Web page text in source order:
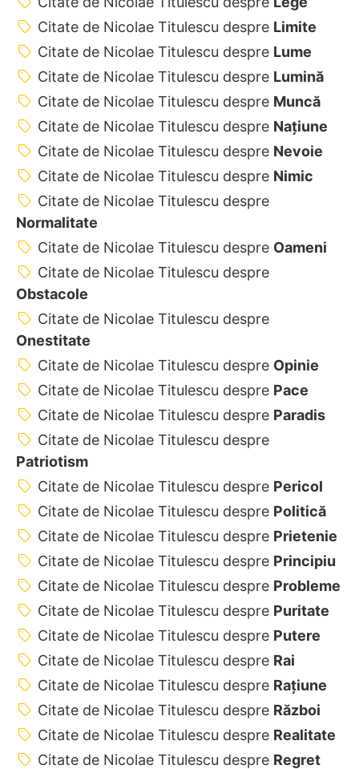
Citate de Nicolae Titulescu despre Limite
Citate de Nicolae Titulescu despre Lume
Citate de Nicolae Titulescu despre Lumină
Citate de Nicolae Titulescu despre Muncă
Citate de Nicolae Titulescu despre Națiune
Citate de Nicolae Titulescu despre Nevoie
Citate de Nicolae Titulescu despre Nimic
Citate de Nicolae Titulescu despre
Normalitate
Citate de Nicolae Titulescu despre Oameni
Citate de Nicolae Titulescu despre
Obstacole
Citate de Nicolae Titulescu despre
Onestitate
Citate de Nicolae Titulescu despre Opinie
Citate de Nicolae Titulescu despre Pace
Citate de Nicolae Titulescu despre Paradis
Citate de Nicolae Titulescu despre
Patriotism
Citate de Nicolae Titulescu despre Pericol
Citate de Nicolae Titulescu despre Politică
Citate de Nicolae Titulescu despre Prietenie
Citate de Nicolae Titulescu despre Principiu
Citate de Nicolae Titulescu despre Probleme
Citate de Nicolae Titulescu despre Puritate
Citate de Nicolae Titulescu despre Putere
Citate de Nicolae Titulescu despre Rai
Citate de Nicolae Titulescu despre Rațiune
Citate de Nicolae Titulescu despre Război
Citate de Nicolae Titulescu despre Realitate
Citate de Nicolae Titulescu despre Regret